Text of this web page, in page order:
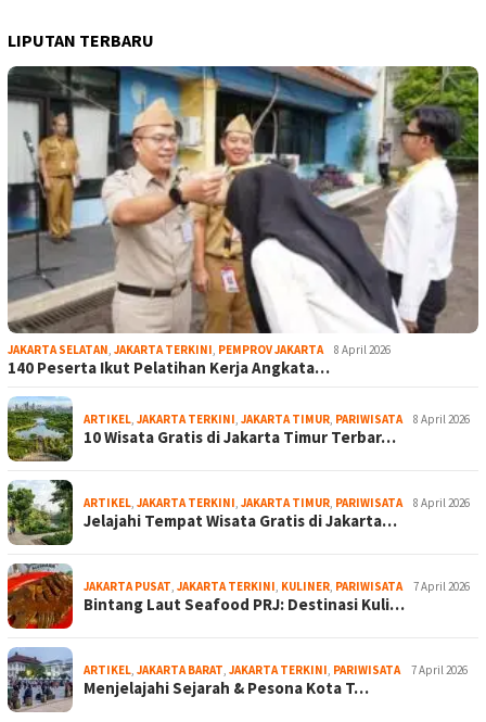
LIPUTAN TERBARU
JAKARTA SELATAN, JAKARTA TERKINI, PEMPROV JAKARTA 8 April 2026
140 Peserta Ikut Pelatihan Kerja Angkata…
ARTIKEL, JAKARTA TERKINI, JAKARTA TIMUR, PARIWISATA 8 April 2026
10 Wisata Gratis di Jakarta Timur Terbar…
ARTIKEL, JAKARTA TERKINI, JAKARTA TIMUR, PARIWISATA 8 April 2026
Jelajahi Tempat Wisata Gratis di Jakarta…
JAKARTA PUSAT, JAKARTA TERKINI, KULINER, PARIWISATA 7 April 2026
Bintang Laut Seafood PRJ: Destinasi Kuli…
ARTIKEL, JAKARTA BARAT, JAKARTA TERKINI, PARIWISATA 7 April 2026
Menjelajahi Sejarah & Pesona Kota T…